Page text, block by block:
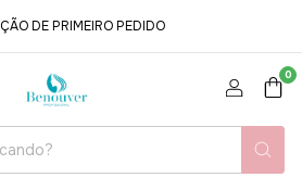
DE PRIMEIRO PEDIDO
0